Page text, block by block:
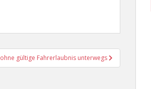
gültige Fahrerlaubnis unterwegs